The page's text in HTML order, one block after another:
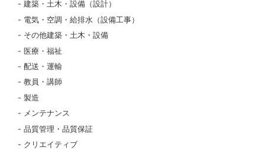
建築・土木・設備（設計）
電気・空調・給排水（設備工事）
その他建築・土木・設備
医療・福祉
配送・運輸
教員・講師
製造
メンテナンス
品質管理・品質保証
クリエイティブ